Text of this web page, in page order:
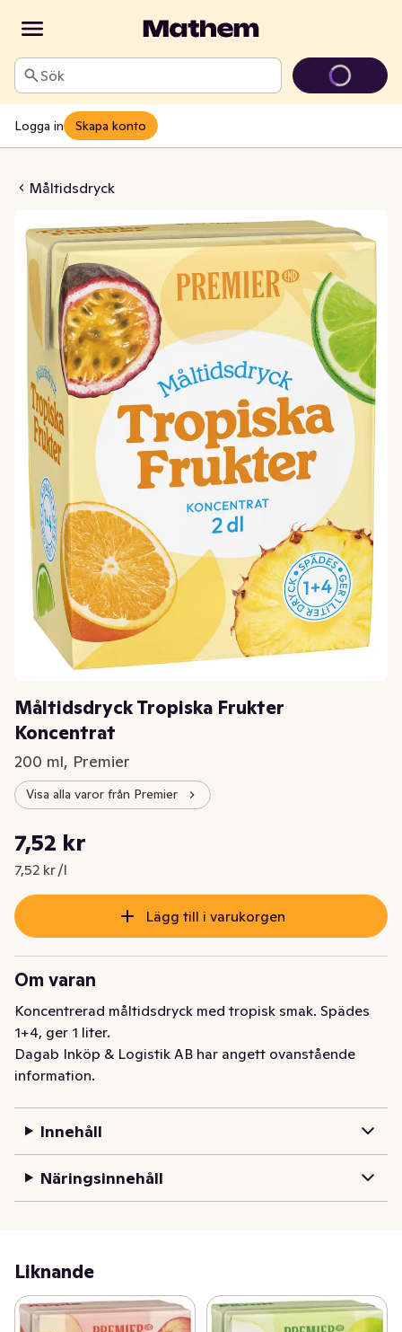
Sök
Logga in Skapa konto
Måltidsdryck
Frukter Koncentrat
Måltidsdryck Tropiska Frukter
Koncentrat
200 ml, Premier
Visa alla varor från Premier
Nuvarande pris är: 7,52 kr
7,52 kr
7,52 kr /l
Styckpris: 7,52 kr /l
Lägg till i varukorgen
Om varan
Koncentrerad måltidsdryck med tropisk smak. Spädes
1+4, ger 1 liter.
Dagab Inköp & Logistik AB har angett ovanstående
information.
Innehåll
Näringsinnehåll
Liknande